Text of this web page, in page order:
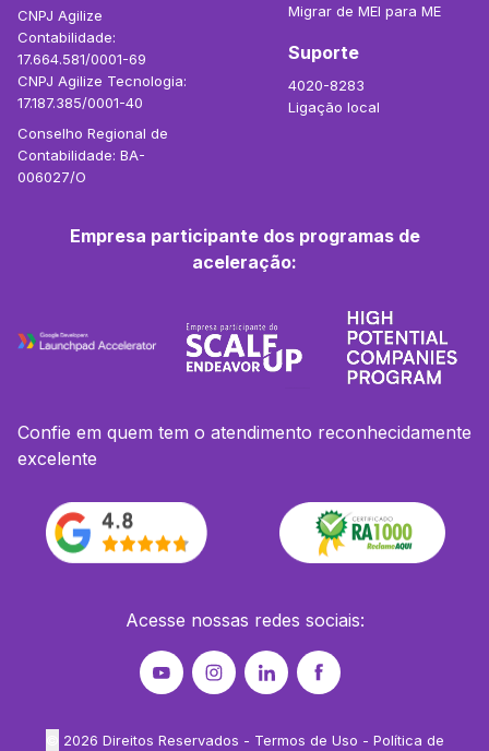
CNPJ Agilize
Contabilidade:
17.664.581/0001-69
CNPJ Agilize Tecnologia:
17.187.385/0001-40
Conselho Regional de
Contabilidade: BA-
006027/O
Migrar de MEI para ME
Suporte
4020-8283
Ligação local
Empresa participante dos programas de
aceleração:
Confie em quem tem o atendimento reconhecidamente
excelente
Acesse nossas redes sociais:
2026 Direitos Reservados - Termos de Uso - Política de